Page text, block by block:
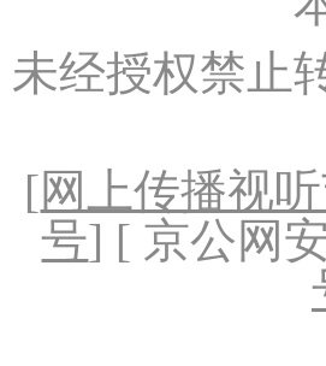
未经授权禁止
[网上传播视
号] [ 京公网